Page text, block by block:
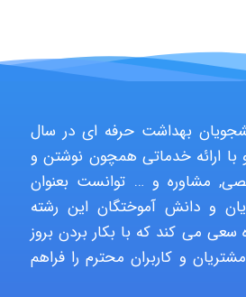
Kati
emami
ehtesham
بهداشت حرفه ای در سال
شد و با ارائه خدماتی همچون نوشتن و
مشاوره و … توانست بعنوان
و دانش آموختگان این رشته
سعی می کند که با بکار بردن بروز
و کاربران محترم را فراهم